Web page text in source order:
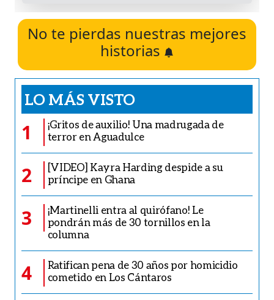
No te pierdas nuestras mejores
historias
LO MÁS VISTO
1
¡Gritos de auxilio! Una madrugada de
terror en Aguadulce
2
[VIDEO] Kayra Harding despide a su
príncipe en Ghana
3
¡Martinelli entra al quirófano! Le
pondrán más de 30 tornillos en la
columna
4
Ratifican pena de 30 años por homicidio
cometido en Los Cántaros